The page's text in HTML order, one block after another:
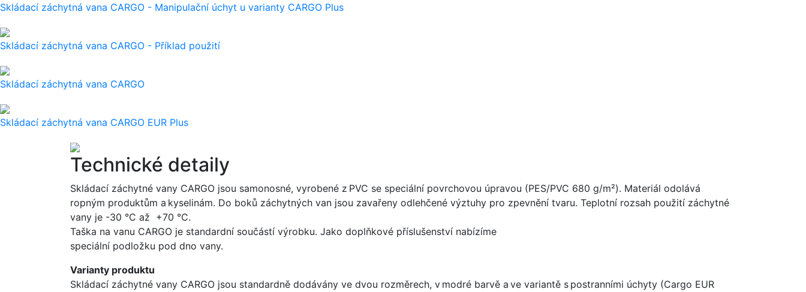
Skládací záchytná vana CARGO - Manipulační úchyt u varianty CARGO Plus
Skládací záchytná vana CARGO - Příklad použití
Skládací záchytná vana CARGO
Skládací záchytná vana CARGO EUR Plus
Technické detaily
Skládací záchytné vany CARGO jsou samonosné, vyrobené z PVC se speciální povrchovou úpravou (PES/PVC 680 g/m²). Materiál odolává
ropným produktům a kyselinám. Do boků záchytných van jsou zavařeny odlehčené výztuhy pro zpevnění tvaru. Teplotní rozsah použití záchytné
vany je -30 °C až +70 °C.
Taška na vanu CARGO je standardní součástí výrobku. Jako doplňkové příslušenství nabízíme
speciální podložku pod dno vany.
Varianty produktu
Skládací záchytné vany CARGO jsou standardně dodávány ve dvou rozměrech, v modré barvě a ve variantě s postranními úchyty (Cargo EUR